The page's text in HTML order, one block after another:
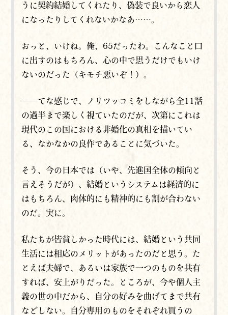
うに契約結婚してくれたり、偽装で良いから恋人
になったりしてくれないかなあ……。
おっと、いけね。俺、65だったわ。こんなこと口
に出すのはもちろん、心の中で思うだけでもいけ
ないのだった（キモチ悪いぞ！）。
──てな感じで、ノリツッコミをしながら全11話
の過半まで楽しく視ていたのだが、次第にこれは
現代のこの国における非婚化の真相を描いてい
る、なかなかの良作であることに気づいた。
そう、今の日本では（いや、先進国全体の傾向と
言えそうだが）、結婚というシステムは経済的に
はもちろん、肉体的にも精神的にも割が合わない
のだ。実に。
私たちが皆貧しかった時代には、結婚という共同
生活には相応のメリットがあったのだと思う。た
とえば夫婦で、あるいは家族で一つのものを共有
すれば、安上がりだった。ところが、今や個人主
義の世の中だから、自分の好みを曲げてまで共有
などしない。自分専用のものをそれぞれ買うの